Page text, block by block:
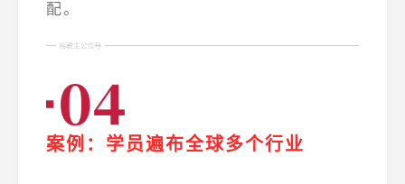
配。
案例：学员遍布全球多个行业